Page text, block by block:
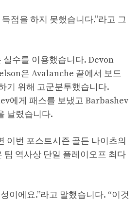
점을 하지 못했습니다.”라고 그
수를 이용했습니다. Devon
은 Avalanche 끝에서 보드
기 위해 고군분투했습니다.
에게 패스를 보냈고 Barbashev
날렸습니다.
이번 포스트시즌 골든 나이츠의
팀 역사상 단일 플레이오프 최다
이에요.”라고 말했습니다. “이것